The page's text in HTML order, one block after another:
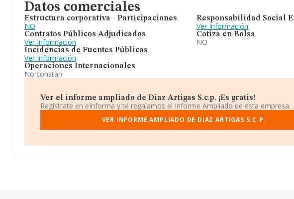
Datos comerciales
Estructura corporativa - Participaciones
NO
Contratos Públicos Adjudicados
Ver Información
Incidencias de Fuentes Públicas
Ver Información
Operaciones Internacionales
No constan
Responsabilidad Social
Ver Información
Cotiza en Bolsa
NO
Ver el informe ampliado de Diaz Artigas S.c.p. ¡Es gratis!
Regístrate en eInforma y te regalamos el Informe Ampliado de esta empresa.
VER INFORME AMPLIADO DE DIAZ ARTIGAS S.C.P.